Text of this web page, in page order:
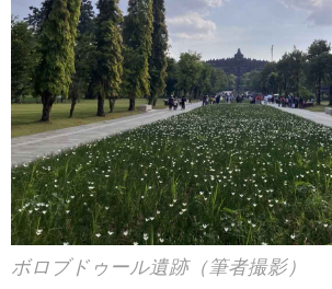
ボロブドゥール遺跡（筆者撮影）